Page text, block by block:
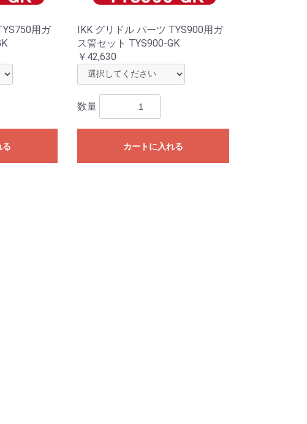
用ガ
る
IKK グリドル パーツ TYS900用ガ
ス管セット TYS900-GK
￥42,630
数量
カートに入れる